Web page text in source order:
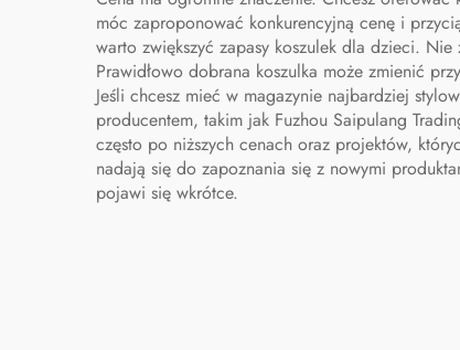
móc zaproponować konkurencyjną cenę i
warto zwiększyć zapasy koszulek dla dzieci.
Prawidłowo dobrana koszulka może zmienić
Jeśli chcesz mieć w magazynie najbardziej
producentem, takim jak Fuzhou Saipulang
często po niższych cenach oraz projektów,
nadają się do zapoznania się z nowymi
pojawi się wkrótce.